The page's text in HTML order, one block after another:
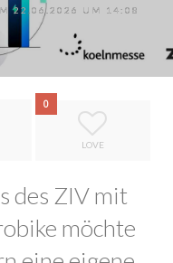
22.06.2026 UM 14:08
0
LOVE
des ZIV mit
möchte